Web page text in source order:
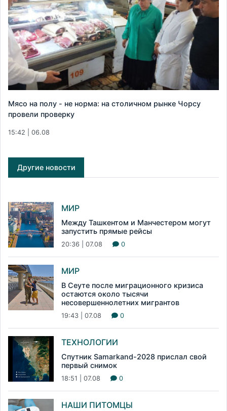
Мясо на полу - не норма: на столичном рынке Чорсу
провели проверку
15:42 | 06.08
Другие новости
МИР
Между Ташкентом и Манчестером могут
запустить прямые рейсы
20:36 | 07.08 0
МИР
В Сеуте после миграционного кризиса
остаются около тысячи
несовершеннолетних мигрантов
19:43 | 07.08 0
ТЕХНОЛОГИИ
Спутник Samarkand-2028 прислал свой
первый снимок
18:51 | 07.08 0
НАШИ ПИТОМЦЫ